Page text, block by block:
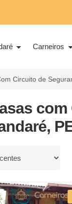
Carneiros
Circuito de